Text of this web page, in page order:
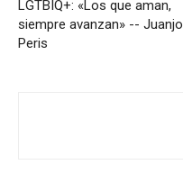
LGTBIQ+: «Los que aman,
siempre avanzan» -- Juanjo
Peris